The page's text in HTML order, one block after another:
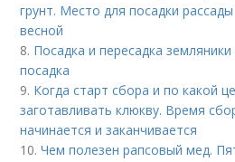
грунт. Место для посадки
весной
8. Посадка и пересадка
посадка
9. Когда старт сбора и по какой
заготавливать клюкву. Время
начинается и заканчивается
10.Чем полезен рапсовый мед.